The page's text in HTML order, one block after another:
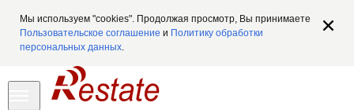
Мы используем "cookies". Продолжая просмотр, Вы принимаете
Пользовательское соглашение и Политику обработки
персональных данных.